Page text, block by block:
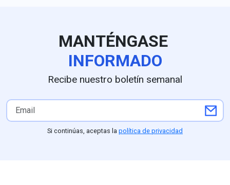
MANTÉNGASE
INFORMADO
Recibe nuestro boletín semanal
Si continúas, aceptas la política de privacidad